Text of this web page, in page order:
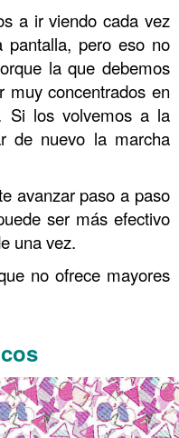
ir viendo cada vez
pero eso no
la que debemos
muy concentrados en
Si los volvemos a la
de nuevo la marcha
paso a paso
ser más efectivo
una vez.
no ofrece mayores